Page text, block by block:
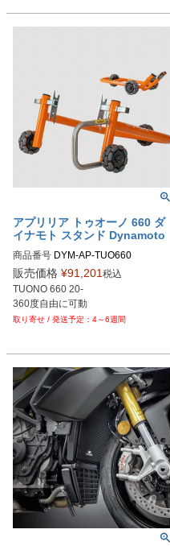
アプリリア トゥオーノ 660 ダ
イナモト スタンド Dynamoto
商品番号 DYM-AP-TUO660
DYM-AP-TUO660-FR-OR：前後セッ
ト・オレンジ
DYM-AP-TUO660-FR-BK：前後セッ
ト・ブラック
DYM-AP-TUO660-R-BK：リアの
み・ブラック
販売価格 ¥91,201 税込
TUONO 660 20-
360度自由に可動
4～6週間